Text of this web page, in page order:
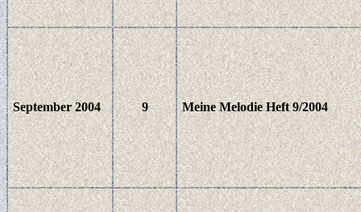
September 2004 9 Meine Melodie Heft 9/2004